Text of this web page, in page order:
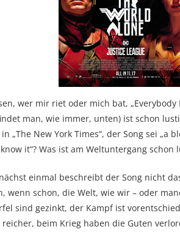
wer mir riet oder mich bat, „Everybody
man, wie immer, unten) ist schon
„The New York Times“, der Song sei „a
it“? Was ist am Weltuntergang schon
einmal beschreibt der Song nicht
wenn schon, die Welt, wie wir – oder
sind gezinkt, der Kampf ist
beim Krieg haben die Guten